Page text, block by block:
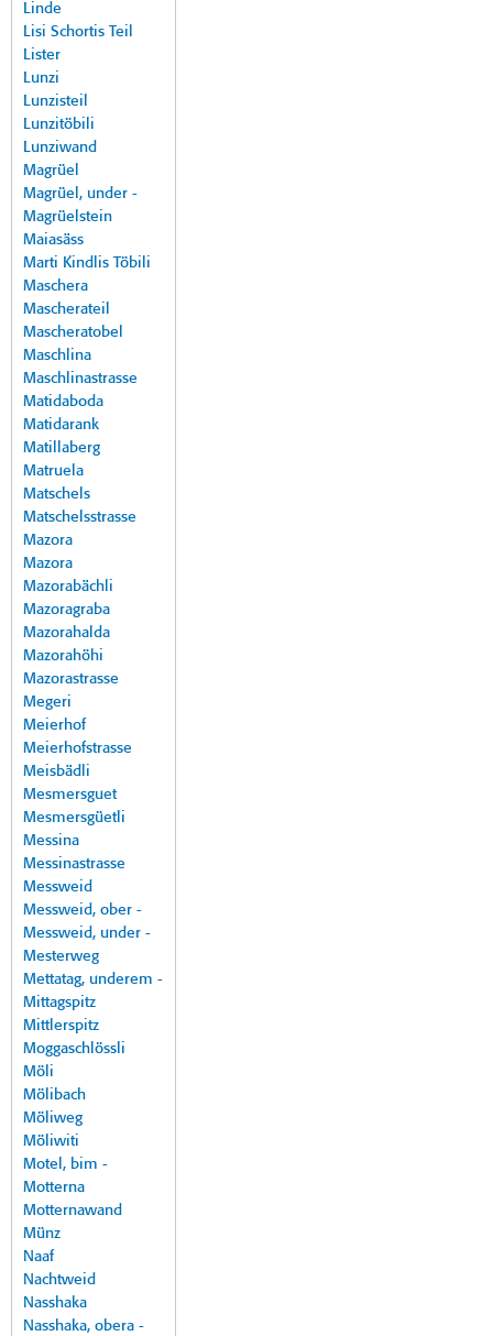
Linde
Lisi Schortis Teil
Lister
Lunzi
Lunzisteil
Lunzitöbili
Lunziwand
Magrüel
Magrüel, under -
Magrüelstein
Maiasäss
Marti Kindlis Töbili
Maschera
Mascherateil
Mascheratobel
Maschlina
Maschlinastrasse
Matidaboda
Matidarank
Matillaberg
Matruela
Matschels
Matschelsstrasse
Mazora
Mazora
Mazorabächli
Mazoragraba
Mazorahalda
Mazorahöhi
Mazorastrasse
Megeri
Meierhof
Meierhofstrasse
Meisbädli
Mesmersguet
Mesmersgüetli
Messina
Messinastrasse
Messweid
Messweid, ober -
Messweid, under -
Mesterweg
Mettatag, underem -
Mittagspitz
Mittlerspitz
Moggaschlössli
Möli
Mölibach
Möliweg
Möliwiti
Motel, bim -
Motterna
Motternawand
Münz
Naaf
Nachtweid
Nasshaka
Nasshaka, obera -